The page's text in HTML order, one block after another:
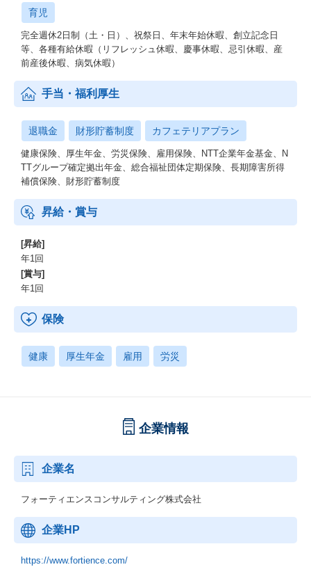
育児
完全週休2日制（土・日）、祝祭日、年末年始休暇、創立記念日
等、各種有給休暇（リフレッシュ休暇、慶事休暇、忌引休暇、産
前産後休暇、病気休暇）
手当・福利厚生
退職金 財形貯蓄制度 カフェテリアプラン
健康保険、厚生年金、労災保険、雇用保険、NTT企業年金基金、N
TTグループ確定拠出年金、総合福祉団体定期保険、長期障害所得
補償保険、財形貯蓄制度
昇給・賞与
[昇給]
年1回
[賞与]
年1回
保険
健康 厚生年金 雇用 労災
企業情報
企業名
フォーティエンスコンサルティング株式会社
企業HP
https://www.fortience.com/